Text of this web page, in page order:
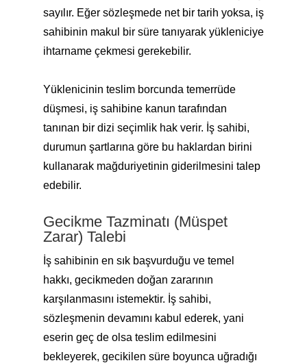
sayılır. Eğer sözleşmede net bir tarih yoksa, iş
sahibinin makul bir süre tanıyarak yükleniciye
ihtarname çekmesi gerekebilir.
Yüklenicinin teslim borcunda temerrüde
düşmesi, iş sahibine kanun tarafından
tanınan bir dizi seçimlik hak verir. İş sahibi,
durumun şartlarına göre bu haklardan birini
kullanarak mağduriyetinin giderilmesini talep
edebilir.
Gecikme Tazminatı (Müspet
Zarar) Talebi
İş sahibinin en sık başvurduğu ve temel
hakkı, gecikmeden doğan zararının
karşılanmasını istemektir. İş sahibi,
sözleşmenin devamını kabul ederek, yani
eserin geç de olsa teslim edilmesini
bekleyerek, gecikilen süre boyunca uğradığı